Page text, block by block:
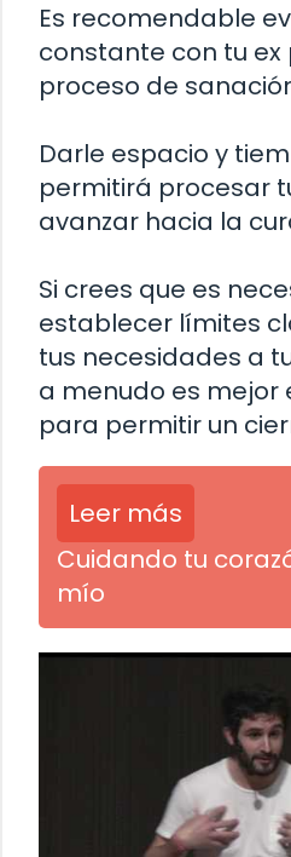
Es recomendable
constante con tu
proceso de
Darle espacio y
permitirá procesar
avanzar hacia la
Si crees que es
establecer límites
tus necesidades a
a menudo es
para permitir un
Leer más
Cuidando tu
mío